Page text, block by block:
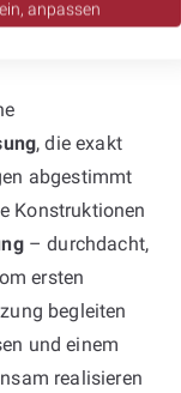
, die exakt
abgestimmt
Konstruktionen
– durchdacht,
ersten
begleiten
und einem
realisieren
anpassen